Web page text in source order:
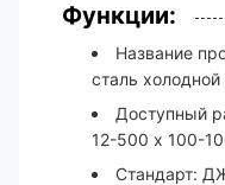
Функции:
Название
сталь холодной
Доступный
12-500 х 100-
Стандарт: